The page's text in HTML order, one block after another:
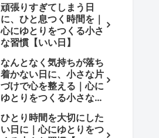
頑張りすぎてしまう日
に、ひと息つく時間を｜
心にゆとりをつくる小さ
な習慣【いい日】
なんとなく気持ちが落ち
着かない日に、小さな片
づけで心を整える｜心に
ゆとりをつくる小さな習
ひとり時間を大切にした
い日に｜心にゆとりをつ